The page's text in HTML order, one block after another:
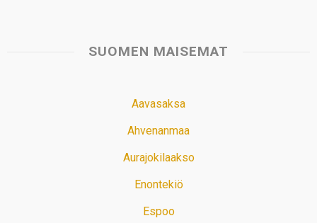
SUOMEN MAISEMAT
Aavasaksa
Ahvenanmaa
Aurajokilaakso
Enontekiö
Espoo